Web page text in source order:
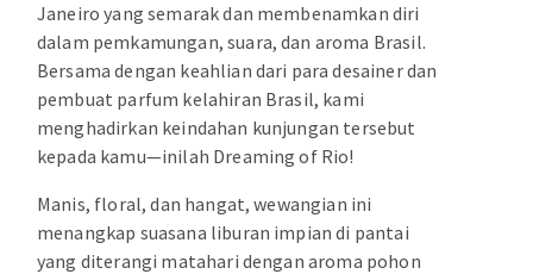
Janeiro yang semarak dan membenamkan diri
dalam pemkamungan, suara, dan aroma Brasil.
Bersama dengan keahlian dari para desainer dan
pembuat parfum kelahiran Brasil, kami
menghadirkan keindahan kunjungan tersebut
kepada kamu—inilah Dreaming of Rio!
Manis, floral, dan hangat, wewangian ini
menangkap suasana liburan impian di pantai
yang diterangi matahari dengan aroma pohon